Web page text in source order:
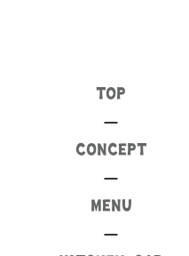
TOP
CONCEPT
MENU